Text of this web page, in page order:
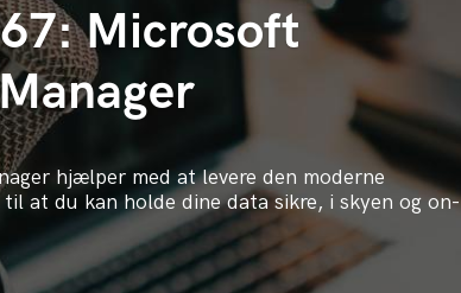
Microsoft
hjælper med at levere den moderne
at du kan holde dine data sikre, i skyen og on-